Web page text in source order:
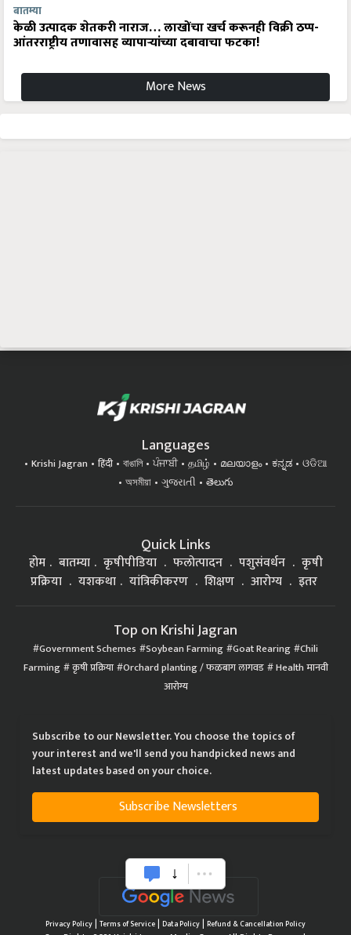
बातम्या
केळी उत्पादक शेतकरी नाराज… लाखोंचा खर्च करूनही विक्री ठप्प-
आंतरराष्ट्रीय तणावासह व्यापाऱ्यांच्या दबावाचा फटका!
More News
Languages
Krishi Jagran हिंदी বাঙালি ਪੰਜਾਬੀ தமிழ் മലയാളം ಕನ್ನಡ
ଓଡିଆ
অসমীয়া
ગુજરાતી తెలుగు
Quick Links
होम बातम्या कृषीपीडिया फलोत्पादन पशुसंवर्धन
कृषी
प्रक्रिया
यशकथा यांत्रिकीकरण शिक्षण आरोग्य इतर
Top on Krishi Jagran
Government Schemes Soybean Farming Goat Rearing Chili
Farming कृषी प्रक्रिया Orchard planting / फळबाग लागवड Health मानवी
आरोग्य
Subscribe to our Newsletter. You choose the topics of
your interest and we'll send you handpicked news and
latest updates based on your choice.
Subscribe Newsletters
Privacy Policy| Terms of Service| Data Policy| Refund & Cancellation Policy